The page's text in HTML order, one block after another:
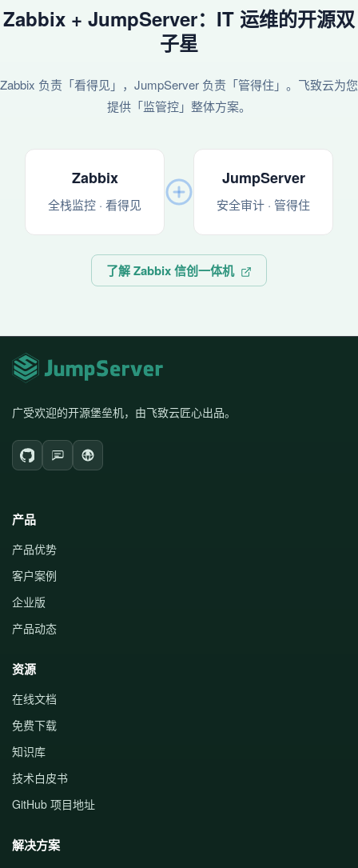
Zabbix + JumpServer：IT 运维的开源双
子星
Zabbix 负责「看得见」，JumpServer 负责「管得住」。飞致云为您
提供「监管控」整体方案。
Zabbix
全栈监控 · 看得见
JumpServer
安全审计 · 管得住
了解 Zabbix 信创一体机
广受欢迎的开源堡垒机，由飞致云匠心出品。
产品
产品优势
客户案例
企业版
产品动态
资源
在线文档
免费下载
知识库
技术白皮书
GitHub 项目地址
解决方案